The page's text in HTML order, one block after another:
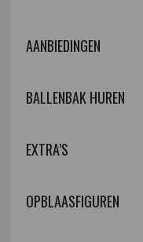
AANBIEDINGEN
BALLENBAK HUREN
EXTRA’S
OPBLAASFIGUREN